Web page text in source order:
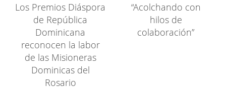
Los Premios Diáspora
de República
Dominicana
reconocen la labor
de las Misioneras
Dominicas del
Rosario
“Acolchando con
hilos de
colaboración”